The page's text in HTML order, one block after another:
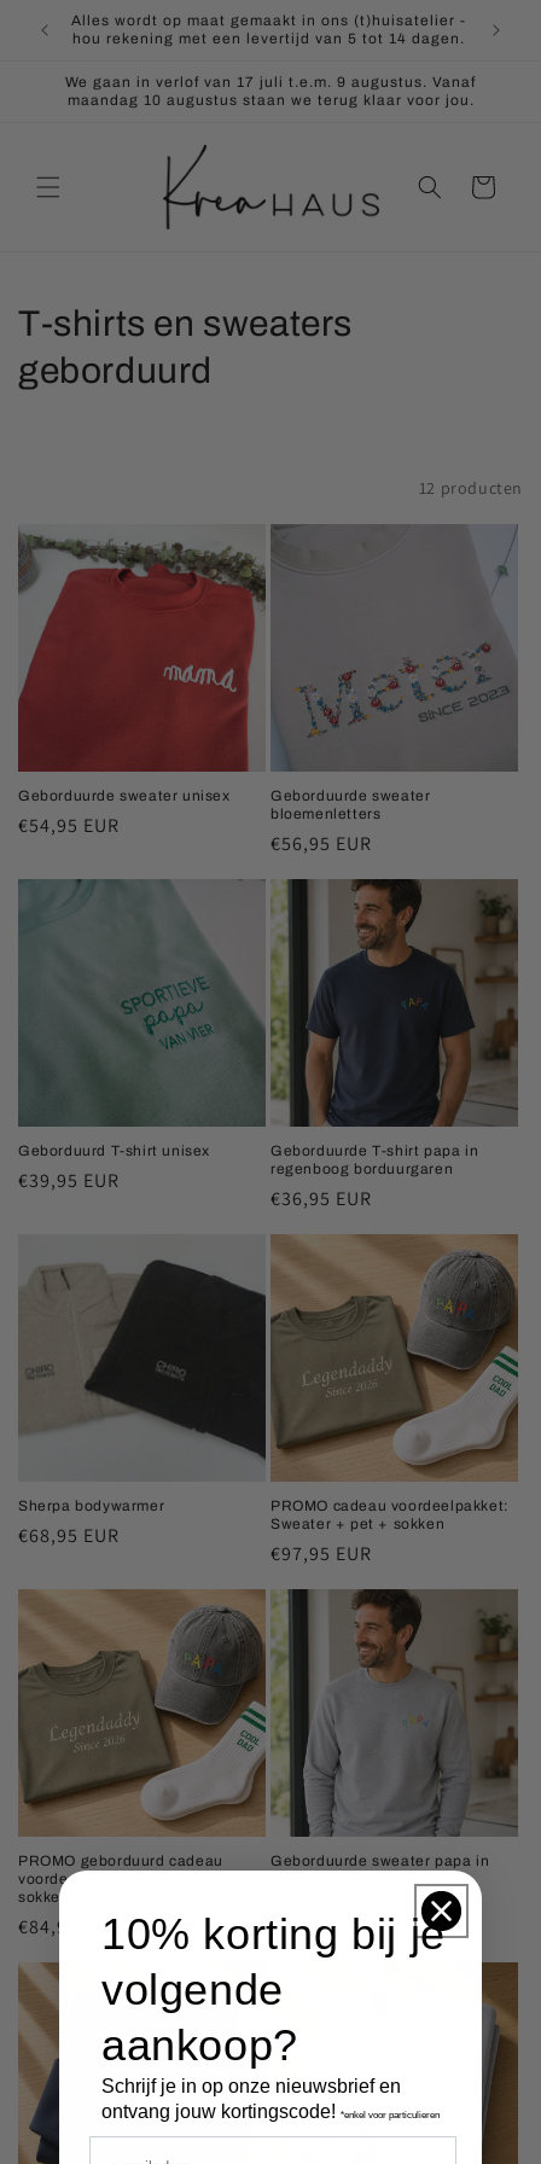
naar de
content
Alles wordt op maat gemaakt in ons (t)huisatelier -
hou rekening met een levertijd van 5 tot 14 dagen.
We gaan in verlof van 17 juli t.e.m. 9 augustus. Vanaf
maandag 10 augustus staan we terug klaar voor jou.
Winkelwagen
C
o
c
t
e
T-shirts en sweaters
geborduurd
12 producten
Geborduurde sweater unisex
Normale
€54,95 EUR
Geborduurde sweater
bloemenletters
Normale
€56,95 EUR
Geborduurd T-shirt unisex
Normale
€39,95 EUR
Geborduurde T-shirt papa in
regenboog borduurgaren
Normale
€36,95 EUR
Sherpa bodywarmer
Normale
€68,95 EUR
PROMO cadeau voordeelpakket:
Sweater + pet + sokken
Normale
€97,95 EUR
PROMO geborduurd cadeau
voordeelpakket: T-shirt + pet +
sokken
Normale
€84,95 EUR
Geborduurde sweater papa in
prijs
10% korting bij je
volgende
aankoop?
Schrijf je in op onze nieuwsbrief en
ontvang jouw kortingscode! *enkel voor particulieren
e-mailadres